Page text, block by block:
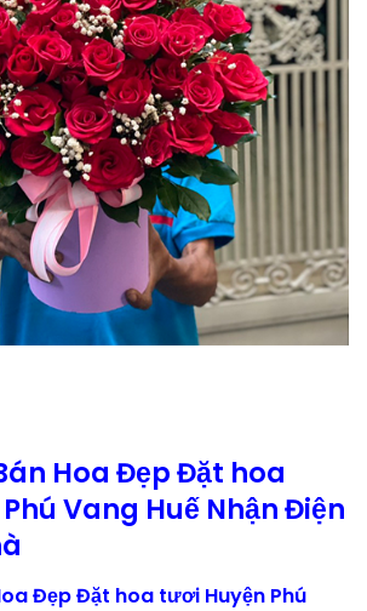
Hoa Đẹp Đặt hoa
Vang Huế Nhận Điện
Đẹp Đặt hoa tươi Huyện Phú